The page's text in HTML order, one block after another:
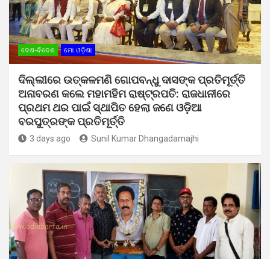
ଦେଶ-ବିଦେଶ ମୋ ଓଡ଼ିଶା
ଦିଲ୍ଲୀରେ ଉତ୍କଳମଣି ଗୋପବନ୍ଧୁ ଦାସଙ୍କ ପ୍ରତିମୂର୍ତ୍ତି
ଅନାବରଣ କଲେ ମହାମହିମ ରାଷ୍ଟ୍ରପତି: ରାଜଧାନୀରେ
ପ୍ରଥମ ଥର ପାଇଁ ସ୍ଥାପିତ ହେଲା ଜଣେ ଓଡ଼ିଆ
ବରପୁତ୍ରଙ୍କ ପ୍ରତିମୂର୍ତ୍ତି
3 days ago Sunil Kumar Dhangadamajhi